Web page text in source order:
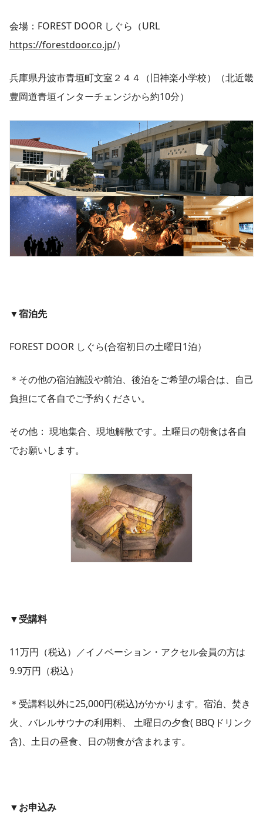
会場：FOREST DOOR しぐら（URL
https://forestdoor.co.jp/）
兵庫県丹波市青垣町文室２４４（旧神楽小学校）（北近畿
豊岡道青垣インターチェンジから約10分）
▼宿泊先
FOREST DOOR しぐら(合宿初日の土曜日1泊）
＊その他の宿泊施設や前泊、後泊をご希望の場合は、自己
負担にて各自でご予約ください。
その他： 現地集合、現地解散です。土曜日の朝食は各自
でお願いします。
▼受講料
11万円（税込）／イノベーション・アクセル会員の方は
9.9万円（税込）
＊受講料以外に25,000円(税込)がかかります。宿泊、焚き
火、バレルサウナの利用料、 土曜日の夕食( BBQドリンク
含)、土日の昼食、日の朝食が含まれます。
▼お申込み